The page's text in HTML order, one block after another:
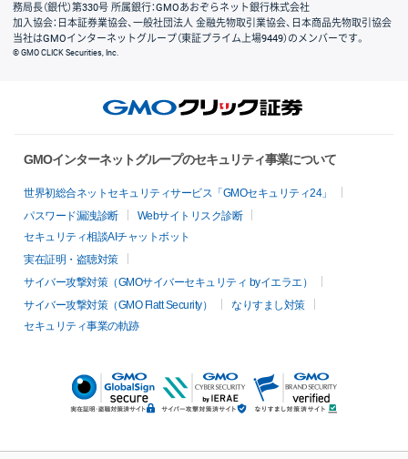
務局長（銀代）第330号 所属銀行：GMOあおぞらネット銀行株式会社
加入協会：日本証券業協会、一般社団法人 金融先物取引業協会、日本商品先物取引協会
当社はGMOインターネットグループ（東証プライム上場9449）のメンバーです。
© GMO CLICK Securities, Inc.
GMOインターネットグループのセキュリティ事業について
世界初総合ネットセキュリティサービス「GMOセキュリティ24」
パスワード漏洩診断
Webサイトリスク診断
セキュリティ相談AIチャットボット
実在証明・盗聴対策
サイバー攻撃対策（GMOサイバーセキュリティ byイエラエ）
サイバー攻撃対策（GMO Flatt Security）
なりすまし対策
セキュリティ事業の軌跡